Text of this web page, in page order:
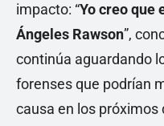
impacto: “Yo creo que
Ángeles Rawson”,
continúa aguardando
forenses que podrían
causa en los próximos